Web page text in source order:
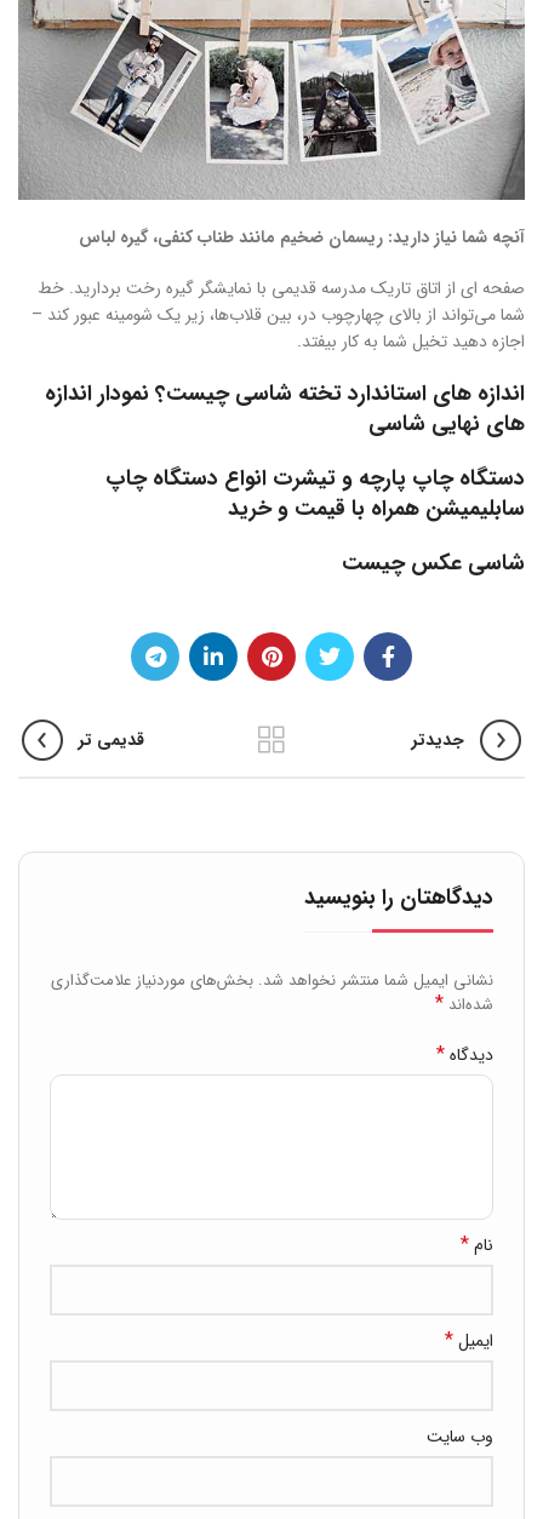
آنچه شما نیاز دارید: ریسمان ضخیم مانند طناب کنفی، گیره لباس
صفحه ای از اتاق تاریک مدرسه قدیمی با نمایشگر گیره رخت بردارید. خط
شما می‌تواند از بالای چهارچوب در، بین قلاب‌ها، زیر یک شومینه عبور کند –
اجازه دهید تخیل شما به کار بیفتد.
اندازه های استاندارد تخته شاسی چیست؟ نمودار اندازه
های نهایی شاسی
دستگاه چاپ پارچه و تیشرت انواع دستگاه چاپ
سابلیمیشن همراه با قیمت و خرید
شاسی عکس چیست
جدیدتر قدیمی تر
دیدگاهتان را بنویسید
نشانی ایمیل شما منتشر نخواهد شد. بخش‌های موردنیاز علامت‌گذاری
شده‌اند *
دیدگاه*
نام*
ایمیل*
وب‌ سایت